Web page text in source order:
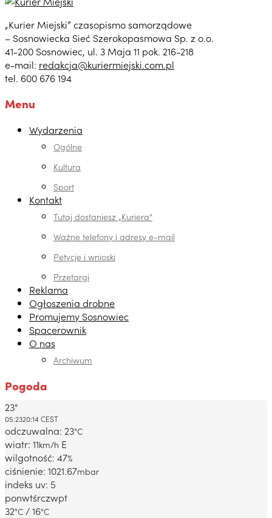
„Kurier Miejski” czasopismo samorządowe
– Sosnowiecka Sieć Szerokopasmowa Sp. z o.o.
41-200 Sosnowiec, ul. 3 Maja 11 pok. 216-218
e-mail: redakcja@kuriermiejski.com.pl
tel. 600 676 194
Menu
Wydarzenia
Ogólne
Kultura
Sport
Kontakt
Tutaj dostaniesz „Kuriera”
Ważne telefony i adresy e-mail
Petycje i wnioski
Przetargi
Reklama
Ogłoszenia drobne
Promujemy Sosnowiec
Spacerownik
O nas
Archiwum
Pogoda
Dabrowa Gornicza, PL
23°
05:2320:14 CEST
odczuwalna: 23°C
wiatr: 11km/h E
wilgotność: 47%
ciśnienie: 1021.67mbar
indeks uv: 5
ponwtśrczwpt
32°C / 16°C